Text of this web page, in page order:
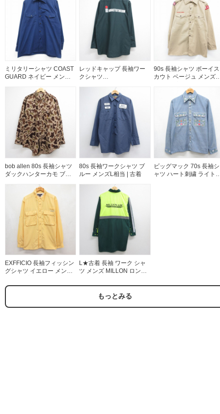
ミリタリーシャツ COAST
GUARD ネイビー メンズ
レッドキャップ 長袖ワー
クシャツ
ン メンズXL相当 | 古着
90s 長袖シャツ ボーイス
カウト ベージュ メンズM
bob allen 80s 長袖シャツ
ダックハンターカモ ブラ
80s 長袖ワークシャツ ブ
ルー メンズL相当 | 古着
ビッグマック 70s 長袖シ
ャツ ハート刺繍 ライト
EXFFICIO 長袖フィッシン
グシャツ イエロー メンズL
L★古着 長袖 ワーク シャ
ツ メンズ MILLON ロング
26jun26
もっとみる